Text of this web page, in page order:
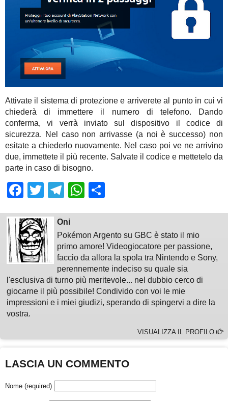
Attivate il sistema di protezione e arriverete al punto in cui vi
chiederà di immettere il numero di telefono. Dando
conferma, vi verrà inviato sul dispositivo il codice di
sicurezza. Nel caso non arrivasse (a noi è successo) non
esitate a chiederlo nuovamente. Nel caso poi ve ne arrivino
due, immettete il più recente. Salvate il codice e mettetelo da
parte in caso di bisogno.
Facebook
TwitterTelegram
WhatsApp
Oni
Pokémon Argento su GBC è stato il mio
primo amore! Videogiocatore per passione,
faccio da allora la spola tra Nintendo e Sony,
perennemente indeciso su quale sia
l'esclusiva di turno più meritevole... nel dubbio cerco di
giocarne il più possibile! Condivido con voi le mie
impressioni e i miei giudizi, sperando di spingervi a dire la
vostra.
VISUALIZZA IL PROFILO
LASCIA UN COMMENTO
Nome (required)